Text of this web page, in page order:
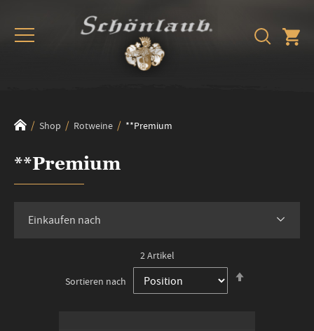
Shop Rotweine **Premium
**Premium
2Artikel
Sortieren nach
Einkaufen nach